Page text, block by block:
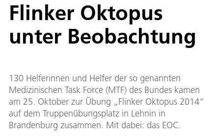
Flinker Oktopus
unter Beobachtung
130 Helferinnen und Helfer der so genannten
Medizinischen Task Force (MTF) des Bundes kamen
am 25. Oktober zur Übung „Flinker Oktopus 2014“
auf dem Truppenübungsplatz in Lehnin in
Brandenburg zusammen. Mit dabei: das EOC.